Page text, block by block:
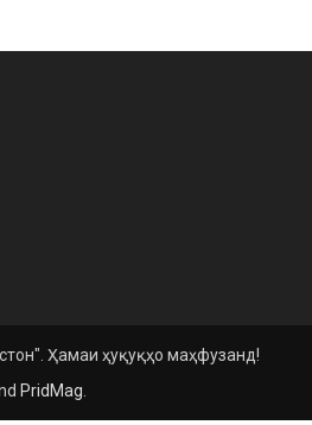
Ҳамаи ҳуқуқҳо маҳфузанд!
PridMag